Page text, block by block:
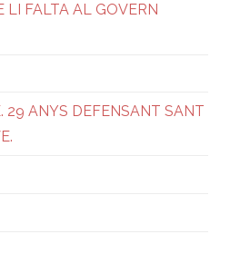
LI FALTA AL GOVERN
29 ANYS DEFENSANT SANT